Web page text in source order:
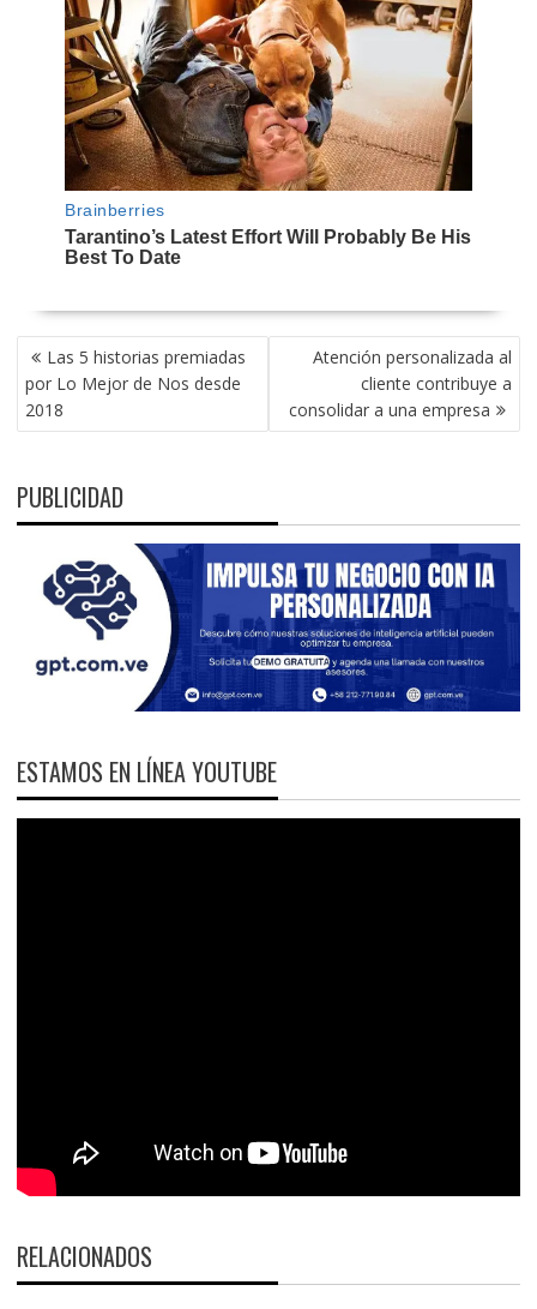
NAVEGACIÓN
DE
ENTRADAS
Las 5 historias premiadas
por Lo Mejor de Nos desde
2018
Atención personalizada al
cliente contribuye a
consolidar a una empresa
PUBLICIDAD
ESTAMOS EN LÍNEA YOUTUBE
RELACIONADOS